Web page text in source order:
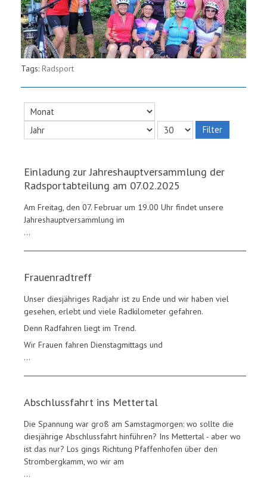
Tags: Radsport
Filter
Einladung zur Jahreshauptversammlung der
Radsportabteilung am 07.02.2025
Am Freitag, den 07. Februar um 19.00 Uhr findet unsere
Jahreshauptversammlung im
...
Frauenradtreff
Unser diesjähriges Radjahr ist zu Ende und wir haben viel
gesehen, erlebt und viele Radkilometer gefahren.
Denn Radfahren liegt im Trend.
Wir Frauen fahren Dienstagmittags und
...
Abschlussfahrt ins Mettertal
Die Spannung war groß am Samstagmorgen: wo sollte die
diesjährige Abschlussfahrt hinführen? Ins Mettertal - aber wo
ist das nur? Los gings Richtung Pfaffenhofen über den
Strombergkamm, wo wir am
...